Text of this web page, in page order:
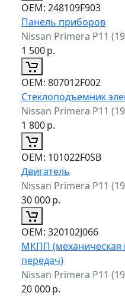
ОЕМ: 248109F903
Панель приборов
Nissan Primera P11
1 500р.
ОЕМ: 807012F002
Стеклоподъемник
Nissan Primera P11
1 800р.
ОЕМ: 101022F0SB
Двигатель
Nissan Primera P11
30 000р.
ОЕМ: 320102J066
МКПП (механическая
передач)
Nissan Primera P11
20 000р.